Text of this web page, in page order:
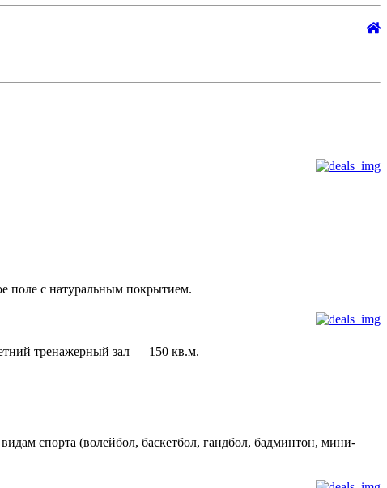
поле с натуральным покрытием.
тренажерный зал — 150 кв.м.
спорта (волейбол, баскетбол, гандбол, бадминтон, мини-